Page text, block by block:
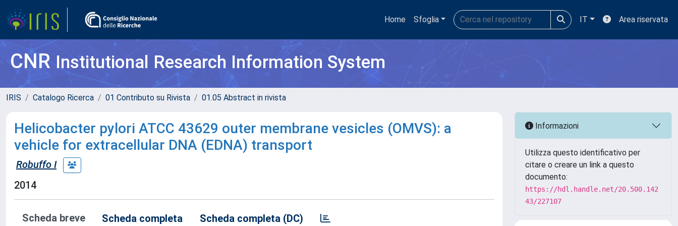
Home Sfoglia IT Area riservata
CNRInstitutional Research Information System
IRIS Catalogo Ricerca 01 Contributo su Rivista 01.05 Abstract in rivista
Helicobacter pylori ATCC 43629 outer membrane vesicles (OMVS): a
vehicle for extracellular DNA (EDNA) transport
Robuffo I
2014
Scheda breve Scheda completa Scheda completa (DC)
Informazioni
Utilizza questo identificativo per
citare o creare un link a questo
documento:
https://hdl.handle.net/20.500.142
43/227107